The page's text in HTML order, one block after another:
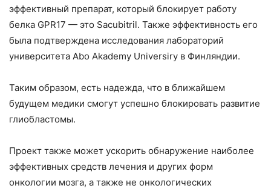
эффективный препарат, который блокирует работу
белка GPR17 — это Sacubitril. Также эффективность его
была подтверждена исследования лабораторий
университета Abo Akademy Universiry в Финляндии.
Таким образом, есть надежда, что в ближайшем
будущем медики смогут успешно блокировать развитие
глиобластомы.
Проект также может ускорить обнаружение наиболее
эффективных средств лечения и других форм
онкологии мозга, а также не онкологических